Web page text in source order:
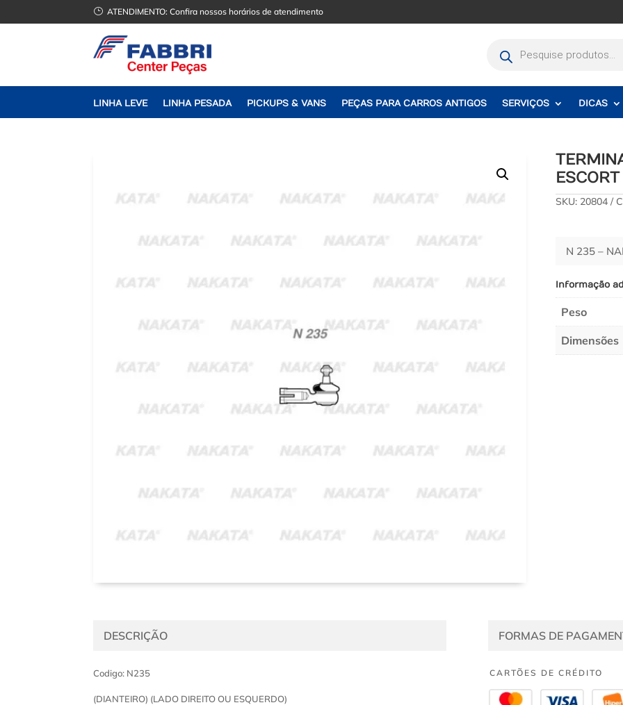
} ATENDIMENTO:Confira nossos horários de atendimento
produtos
LINHA LEVE LINHA PESADA PICKUPS & VANS PEÇAS PARA CARROS ANTIGOS SERVIÇOS DICAS
SKU: 20804
N 235 –
Informação
Peso
Dimensões
DESCRIÇÃO
Codigo: N235
(DIANTEIRO) (LADO DIREITO OU ESQUERDO)
FORMAS DE
CARTÕES DE CRÉDITO